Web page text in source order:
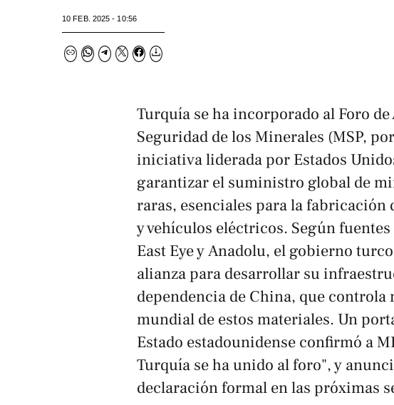
10 FEB. 2025 - 10:56
Turquía se ha incorporado al Foro
Seguridad de los Minerales (MSP,
iniciativa liderada por Estados
garantizar el suministro global de
raras, esenciales para la
y vehículos eléctricos. Según
East EyeyAnadolu, el gobierno
alianza para desarrollar su
dependencia de China, que controla
mundial de estos materiales. Un
Estado estadounidense confirmó a
Turquía se ha unido al foro", y
declaración formal en las próximas